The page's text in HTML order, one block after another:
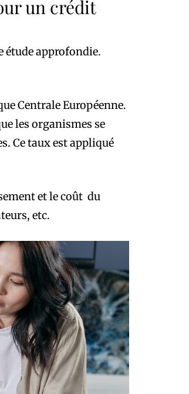
un crédit
approfondie.
Centrale Européenne.
les organismes se
Ce taux est appliqué
et le coût du
etc.